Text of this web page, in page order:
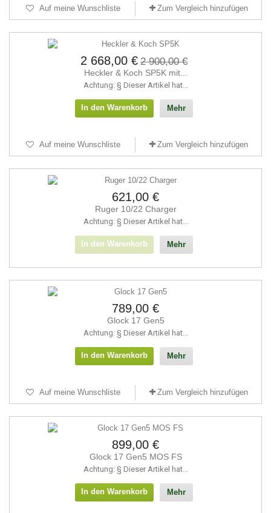
Auf meine Wunschliste Zum Vergleich hinzufügen
2 668,00 € 2 900,00 €
Heckler & Koch SP5K mit...
Achtung: § Dieser Artikel hat...
In den Warenkorb Mehr
Auf meine Wunschliste Zum Vergleich hinzufügen
621,00 €
Ruger 10/22 Charger
Achtung: § Dieser Artikel hat...
In den Warenkorb Mehr
789,00 €
Glock 17 Gen5
Achtung: § Dieser Artikel hat...
In den Warenkorb Mehr
Auf meine Wunschliste Zum Vergleich hinzufügen
899,00 €
Glock 17 Gen5 MOS FS
Achtung: § Dieser Artikel hat...
In den Warenkorb Mehr